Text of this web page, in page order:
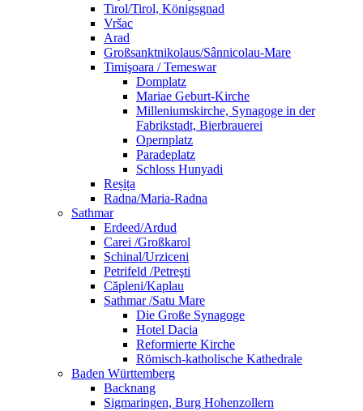
Tirol/Tirol, Königsgnad
Vršac
Arad
Großsanktnikolaus/Sânnicolau-Mare
Timişoara / Temeswar
Domplatz
Mariae Geburt-Kirche
Milleniumskirche, Synagoge in der
Fabrikstadt, Bierbrauerei
Opernplatz
Paradeplatz
Schloss Hunyadi
Reșița
Radna/Maria-Radna
Sathmar
Erdeed/Ardud
Carei /Großkarol
Schinal/Urziceni
Petrifeld /Petreşti
Căpleni/Kaplau
Sathmar /Satu Mare
Die Große Synagoge
Hotel Dacia
Reformierte Kirche
Römisch-katholische Kathedrale
Baden Württemberg
Backnang
Sigmaringen, Burg Hohenzollern